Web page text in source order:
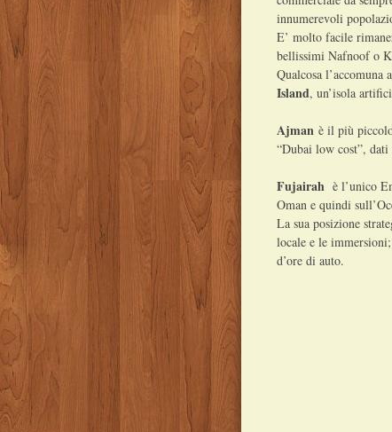
innumerevoli
E’ molto facile
bellissimi Nafnoof o
Qualcosa
Island, un’isola
Ajman è il più
“Dubai low cost”,
Fujairah è l’unico
Oman e quindi
La sua posizione
locale e le
d’ore di auto.